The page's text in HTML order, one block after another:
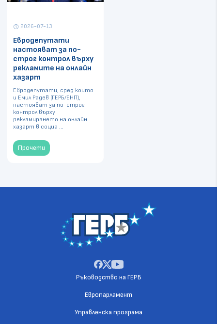
schedule 2026-07-13
Евродепутати
настояват за по-
строг контрол върху
рекламите на онлайн
хазарт
Евродепутати, сред които
и Емил Радев (ГЕРБ/ЕНП),
настояват за по-строг
контрол върху
рекламирането на онлайн
хазарт в социа ...
Прочети
Ръководство на ГЕРБ
Европарламент
Управленска програма